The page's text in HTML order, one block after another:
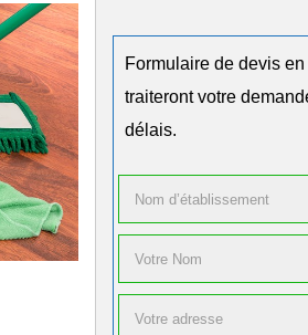
Formulaire de devis
traiteront votre
délais.